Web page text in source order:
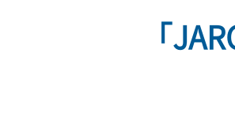
「